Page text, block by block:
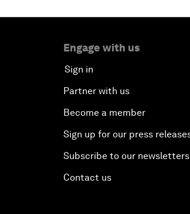
Engage with us
Sign in
Partner with us
Become a member
Sign up for our press
Subscribe to our newsletters
Contact us